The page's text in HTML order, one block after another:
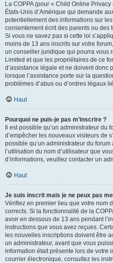
La COPPA (pour « Child Online
États-Unis d’Amérique qui demande
potentiellement des informations sur
consentement écrit des parents ou
Si vous ne savez pas si cette loi
moins de 13 ans inscrits sur votre
un conseiller juridique qui pourra vous
Limited et que les propriétaires de ce
d’assistance légale et ne doivent donc
lorsque l’assistance porte sur la
problèmes d’abus ou d’ordres légaux
Haut
Pourquoi ne puis-je pas m’inscrire ?
Il est possible qu’un administrateur
d’empêcher les nouveaux visiteurs de
possible qu’un administrateur du
l’utilisation du nom d’utilisateur que
d’informations, veuillez contacter un
Haut
Je suis inscrit mais je ne peux pas
Vérifiez en premier lieu que votre nom
corrects. Si la fonctionnalité de la
avoir en dessous de 13 ans pendant
instructions que vous avez reçues.
les nouvelles inscriptions doivent être
un administrateur, avant que vous
information était présente lors de votre
courrier électronique, consultez les